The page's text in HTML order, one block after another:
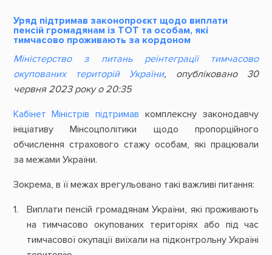
Уряд підтримав законопроєкт щодо виплати
пенсій громадянам із ТОТ та особам, які
тимчасово проживають за кордоном
Міністерство з питань реінтеграції тимчасово
окупованих територій України, опубліковано 30
червня 2023 року о 20:35
Кабінет Міністрів підтримав комплексну законодавчу
ініціативу Мінсоцполітики щодо пропорційного
обчислення страхового стажу особам, які працювали
за межами України.
Зокрема, в її межах врегульовано такі важливі питання:
Виплати пенсій громадянам України, які проживають
на тимчасово окупованих територіях або під час
тимчасової окупації виїхали на підконтрольну Україні